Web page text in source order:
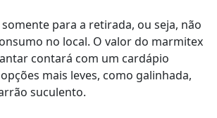
para a retirada, ou seja, não
no local. O valor do marmitex
contará com um cardápio
mais leves, como galinhada,
suculento.